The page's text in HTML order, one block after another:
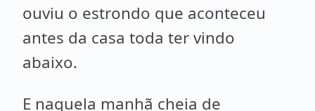
ouviu o estrondo que aconteceu
antes da casa toda ter vindo
abaixo.
E naquela manhã cheia de